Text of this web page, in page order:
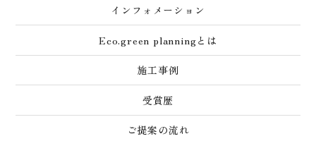
インフォメーション
Eco.green planningとは
施工事例
受賞歴
ご提案の流れ